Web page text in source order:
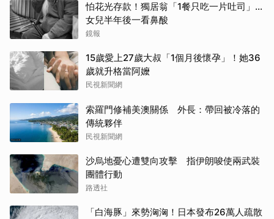
怕花光存款！獨居翁「1餐只吃一片吐司」...
女兒半年後一看鼻酸
鏡報
15歲愛上27歲大叔「1個月後懷孕」！她36
歲就升格當阿嬤
民視新聞網
索羅門修補美澳關係 外長：帶回被冷落的
傳統夥伴
民視新聞網
沙烏地憂心遭雙向攻擊 指伊朗唆使兩武裝
團體行動
路透社
「白海豚」來勢洶洶！日本發布26萬人疏散